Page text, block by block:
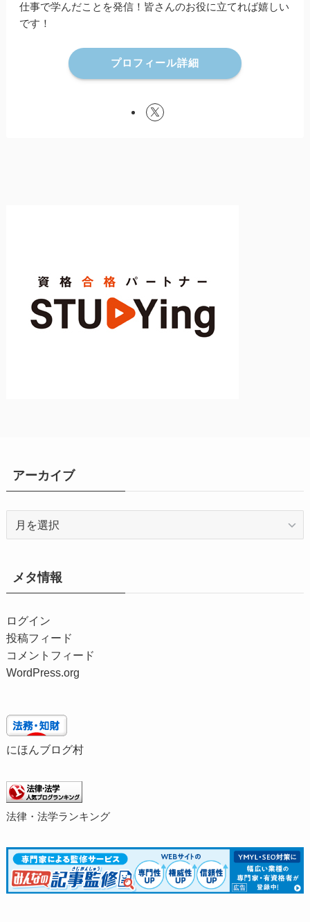
仕事で学んだことを発信！皆さんのお役に立てれば嬉しい
です！
プロフィール詳細
アーカイブ
メタ情報
ログイン
投稿フィード
コメントフィード
WordPress.org
にほんブログ村
法律・法学ランキング